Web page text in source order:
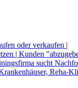
oder verkaufen |
| Kunden
sucht
Reha-